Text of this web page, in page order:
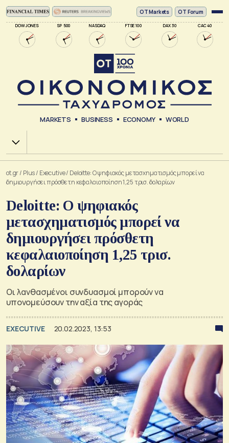
DOW JONES SP 500 NASDAQ FTSE 100 DAX 30 CAC 40
ΟΤ Markets OT Forum
MARKETS BUSINESS ECONOMY WORLD
Χ.Α.
ot.gr/ Plus/ Executive/ Deloitte: O ψηφιακός μετασχηματισμός μπορεί να
δημιουργήσει πρόσθετη κεφαλαιοποίηση 1,25 τρισ. δολαρίων
Deloitte: O ψηφιακός
μετασχηματισμός μπορεί να
δημιουργήσει πρόσθετη
κεφαλαιοποίηση 1,25 τρισ.
δολαρίων
Οι λανθασμένοι συνδυασμοί μπορούν να
υπονομεύσουν την αξία της αγοράς
EXECUTIVE 20.02.2023, 13:53